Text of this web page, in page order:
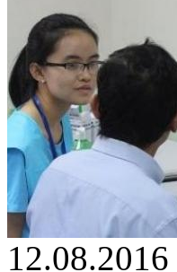
12.08.2016